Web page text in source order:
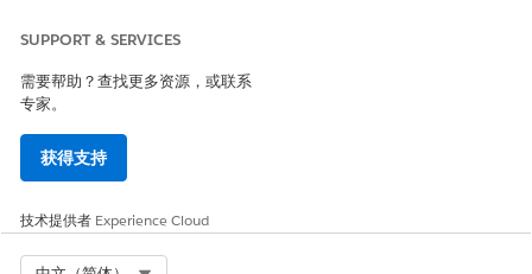
SUPPORT & SERVICES
需要帮助？查找更多资源，或联系
专家。
获得支持
技术提供者 Experience Cloud